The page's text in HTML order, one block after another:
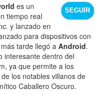
SEGUIR
es un
tiempo real
y lanzado en
para dispositivos con
tarde llegó a Android.
interesante dentro del
ya que permite a los
los notables villanos de
Caballero Oscuro.